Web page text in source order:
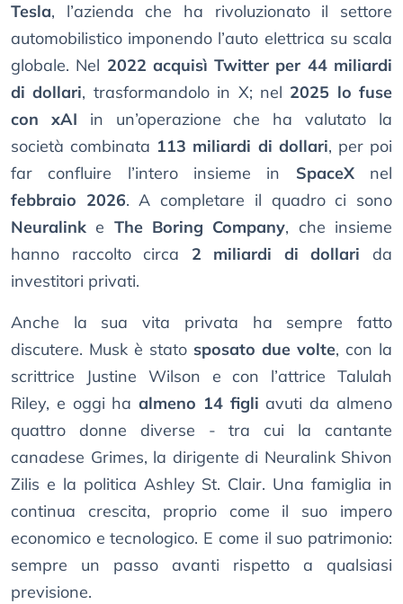
Tesla, l’azienda che ha rivoluzionato il settore
automobilistico imponendo l’auto elettrica su scala
globale. Nel 2022 acquisì Twitter per 44 miliardi
di dollari, trasformandolo in X; nel 2025 lo fuse
con xAI in un’operazione che ha valutato la
società combinata 113 miliardi di dollari, per poi
far confluire l’intero insieme in SpaceXnel
febbraio 2026. A completare il quadro ci sono
Neuralink e The Boring Company, che insieme
hanno raccolto circa 2 miliardi di dollari da
investitori privati.
Anche la sua vita privata ha sempre fatto
discutere. Musk è stato sposato due volte, con la
scrittrice Justine Wilson e con l’attrice Talulah
Riley, e oggi haalmeno 14 figli avuti da almeno
quattro donne diverse - tra cui la cantante
canadese Grimes, la dirigente di Neuralink Shivon
Zilis e la politica Ashley St. Clair. Una famiglia in
continua crescita, proprio come il suo impero
economico e tecnologico. E come il suo patrimonio:
sempre un passo avanti rispetto a qualsiasi
previsione.